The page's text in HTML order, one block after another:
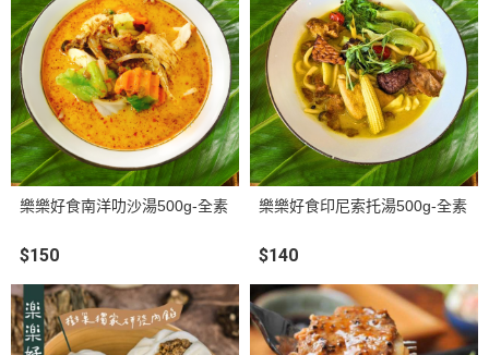
樂樂好食南洋叻沙湯500g-全素
$150
樂樂好食印尼索托湯500g-全素
$140